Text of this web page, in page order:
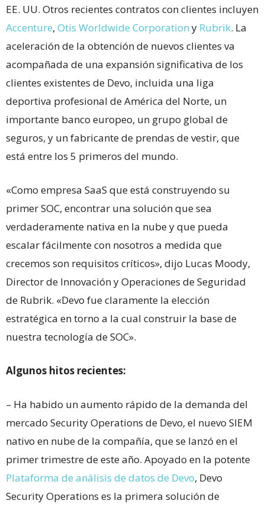
EE. UU. Otros recientes contratos con clientes incluyen
Accenture, Otis Worldwide Corporation y Rubrik. La
aceleración de la obtención de nuevos clientes va
acompañada de una expansión significativa de los
clientes existentes de Devo, incluida una liga
deportiva profesional de América del Norte, un
importante banco europeo, un grupo global de
seguros, y un fabricante de prendas de vestir, que
está entre los 5 primeros del mundo.
«Como empresa SaaS que está construyendo su
primer SOC, encontrar una solución que sea
verdaderamente nativa en la nube y que pueda
escalar fácilmente con nosotros a medida que
crecemos son requisitos críticos», dijo Lucas Moody,
Director de Innovación y Operaciones de Seguridad
de Rubrik. «Devo fue claramente la elección
estratégica en torno a la cual construir la base de
nuestra tecnología de SOC».
Algunos hitos recientes:
– Ha habido un aumento rápido de la demanda del
mercado Security Operations de Devo, el nuevo SIEM
nativo en nube de la compañía, que se lanzó en el
primer trimestre de este año. Apoyado en la potente
Plataforma de análisis de datos de Devo, Devo
Security Operations es la primera solución de